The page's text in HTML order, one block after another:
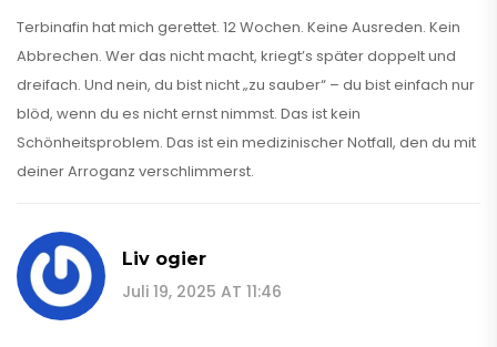
Terbinafin hat mich gerettet. 12 Wochen. Keine Ausreden. Kein
Abbrechen. Wer das nicht macht, kriegt’s später doppelt und
dreifach. Und nein, du bist nicht „zu sauber“ – du bist einfach nur
blöd, wenn du es nicht ernst nimmst. Das ist kein
Schönheitsproblem. Das ist ein medizinischer Notfall, den du mit
deiner Arroganz verschlimmerst.
Liv ogier
Juli 19, 2025 AT 11:46